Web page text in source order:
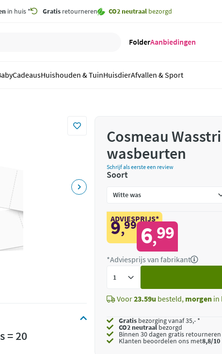
in huis * Gratis retourneren CO2 neutraal bezorgd
FolderAanbiedingen
CadeausHuishouden & TuinHuisdierAfvallen & Sport
= 20
Cosmeau
wasbeurten
Schrijf als eerste een review
Soort
ADVIESPRIJS*
9,99 6,99
*Adviesprijs van fabrikant
Voor23.59u besteld, morgen in
Gratis bezorging vanaf 35,- *
CO2 neutraalbezorgd
Binnen 30 dagen gratis retourneren
Klanten beoordelen ons met8,8/10